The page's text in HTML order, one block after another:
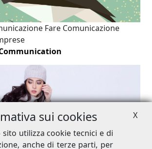
Fare Comunicazione
Promuovere i tuoi prodotti
X
sui cookies
sito utilizza cookie tecnici e di
anche di terze parti, per